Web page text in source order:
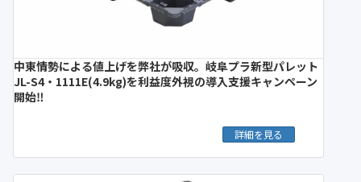
中東情勢による値上げを弊社が吸収。岐阜プラ新型パレット
JL-S4・1111E(4.9kg)を利益度外視の導入支援キャンペーン
開始‼︎
詳細を見る